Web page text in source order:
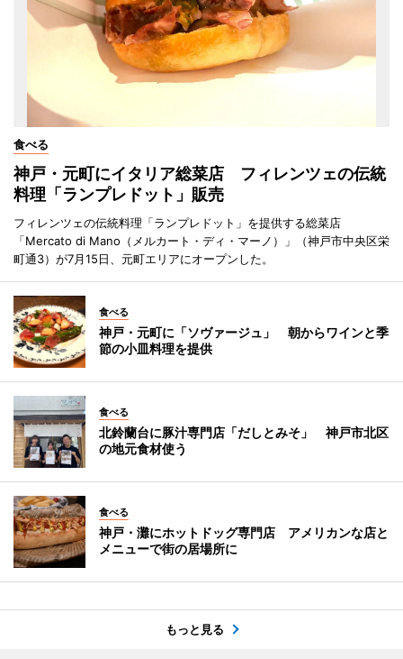
食べる
神戸・元町にイタリア総菜店 フィレンツェの伝統
料理「ランプレドット」販売
フィレンツェの伝統料理「ランプレドット」を提供する総菜店
「Mercato di Mano（メルカート・ディ・マーノ）」（神戸市中央区栄
町通3）が7月15日、元町エリアにオープンした。
食べる
神戸・元町に「ソヴァージュ」 朝からワインと季
節の小皿料理を提供
食べる
北鈴蘭台に豚汁専門店「だしとみそ」 神戸市北区
の地元食材使う
食べる
神戸・灘にホットドッグ専門店 アメリカンな店と
メニューで街の居場所に
もっと見る